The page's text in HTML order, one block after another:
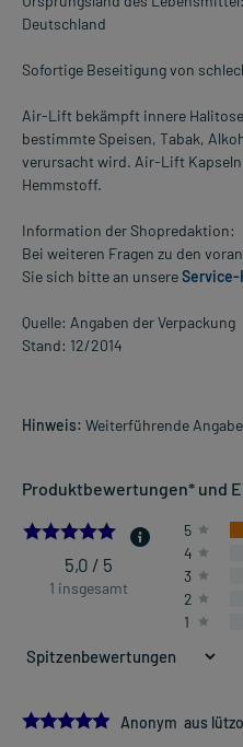
Deutschland
Sofortige Beseitigung von
Air-Lift bekämpft innere
bestimmte Speisen, Tabak,
verursacht wird. Air-Lift
Hemmstoff.
Information der Shopredaktion:
Bei weiteren Fragen zu den
Sie sich bitte an unsereService-
Quelle: Angaben der Verpackung
Stand: 12/2014
Hinweis: Weiterführende
Produktbewertungen* und
5.0
5,0 / 5
1 insgesamt
5
4
3
2
1
5.0Anonym aus